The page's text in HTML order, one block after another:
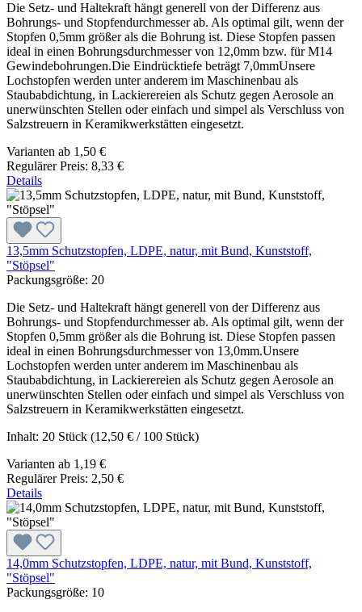
Die Setz- und Haltekraft hängt generell von der Differenz aus
Bohrungs- und Stopfendurchmesser ab. Als optimal gilt, wenn der
Stopfen 0,5mm größer als die Bohrung ist. Diese Stopfen passen
ideal in einen Bohrungsdurchmesser von 12,0mm bzw. für M14
Gewindebohrungen.Die Eindrücktiefe beträgt 7,0mmUnsere
Lochstopfen werden unter anderem im Maschinenbau als
Staubabdichtung, in Lackierereien als Schutz gegen Aerosole an
unerwünschten Stellen oder einfach und simpel als Verschluss von
Salzstreuern in Keramikwerkstätten eingesetzt.
Varianten ab 1,50 €
Regulärer Preis: 8,33 €
Details
13,5mm Schutzstopfen, LDPE, natur, mit Bund, Kunststoff,
"Stöpsel"
Packungsgröße: 20
Die Setz- und Haltekraft hängt generell von der Differenz aus
Bohrungs- und Stopfendurchmesser ab. Als optimal gilt, wenn der
Stopfen 0,5mm größer als die Bohrung ist. Diese Stopfen passen
ideal in einen Bohrungsdurchmesser von 13,0mm.Unsere
Lochstopfen werden unter anderem im Maschinenbau als
Staubabdichtung, in Lackierereien als Schutz gegen Aerosole an
unerwünschten Stellen oder einfach und simpel als Verschluss von
Salzstreuern in Keramikwerkstätten eingesetzt.
Inhalt: 20 Stück (12,50 € / 100 Stück)
Varianten ab 1,19 €
Regulärer Preis: 2,50 €
Details
14,0mm Schutzstopfen, LDPE, natur, mit Bund, Kunststoff,
"Stöpsel"
Packungsgröße: 10